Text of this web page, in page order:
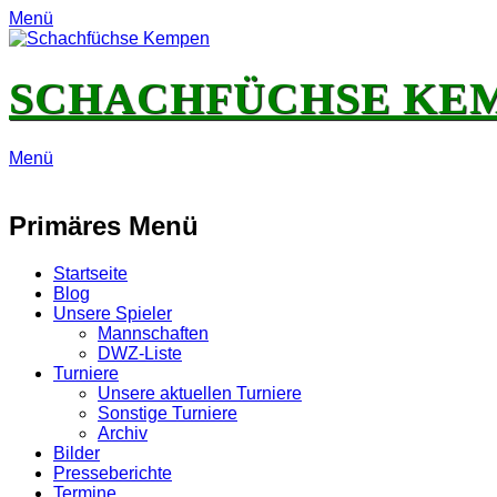
Menü
SCHACHFÜCHSE
Menü
Primäres Menü
Zum
Inhalt
springen
Startseite
Blog
Unsere Spieler
Mannschaften
DWZ-Liste
Turniere
Unsere aktuellen Turniere
Sonstige Turniere
Archiv
Bilder
Presseberichte
Termine